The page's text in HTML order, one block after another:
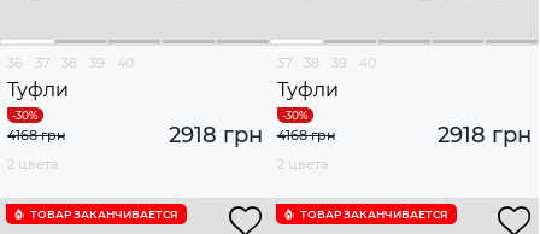
36 37 38 39 40
Туфли
2918 грн
4168 грн
2 цвета
37 38 39 40
Туфли
2918 грн
4168 грн
2 цвета
ТОВАР ЗАКАНЧИВАЕТСЯ ТОВАР ЗАКАНЧИВАЕТСЯ